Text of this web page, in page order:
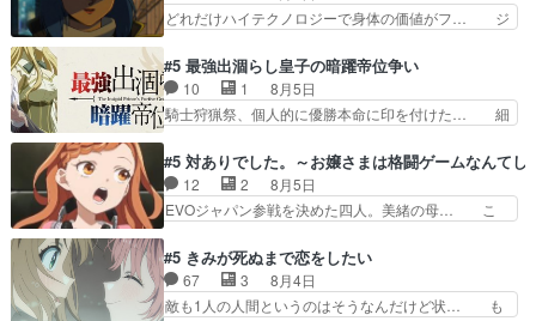
只者じゃなかったかベリ…
ニャが後方指揮だと展開に迫力が… “貧乏籤百連
無料ガチャ”100連でも1回… 2期入ってから地味
ばならぬ」って言葉に… ゼートゥーア左遷によっ
て参謀本部の連携が… 緊張感ある戦闘描写とギャ
グ今週の『有能な…
どれだけハイテクノロジーで身体の価値がフ… ジ
コマだいぶ理性持ち始めた。この世界の… 原作読
んだのもう何年も前なのに、覚えてる… コイルの
汚職を突き止めるべくバトーの指導… やまとん1
号はどこの部分で使うのだろう？… 日本とロシア
primevideoで視聴しまし… 前回同様『イノセン
ス』を含む押井・神山版… 第５話「EPISODEラ
ストの母親の気持…
#5 最強出涸らし皇子の暗躍帝位争い
10 1
8月5日
騎士狩猟祭、個人的に優勝本命に印を付けた… 細
ナがチートすぎる笑アルは最初から自分… プラネ
ット・ウィズ展開アツいな「騎士狩猟… 麦茶どこ
ろかタイトル通り麦茶の出涸らしぐ… 第５話を
ABEMAで視聴しました。視聴に… 復讐に燃える
が“萌え”なのでこの娘が皇帝… ウサギ好きそうな
王女殿下がかわいい。幼馴… ついに始まった狩猟
祭。エルナの活躍で上位…
#5 対ありでした。～お嬢さまは格闘ゲームなんてし
12 2
8月5日
EVOジャパン参戦を決めた四人。美緒の母… こ
目は気品溢れてるのに中身は…美緒ママ… テー
マ：格ゲー大会に行くには？感想は、美… 大会を
前に格ゲー熱が高まる一方、百合の本… 東京で開
催される格ゲー大会に参加すること… Japanに向
#5 きみが死ぬまで恋をしたい
67 3
8月4日
敵も1人の人間というのはそうなんだけど状… も